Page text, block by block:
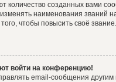
созданных вами
наименования званий
чтобы повысить своё
войти на конференцию!
email-сообщения